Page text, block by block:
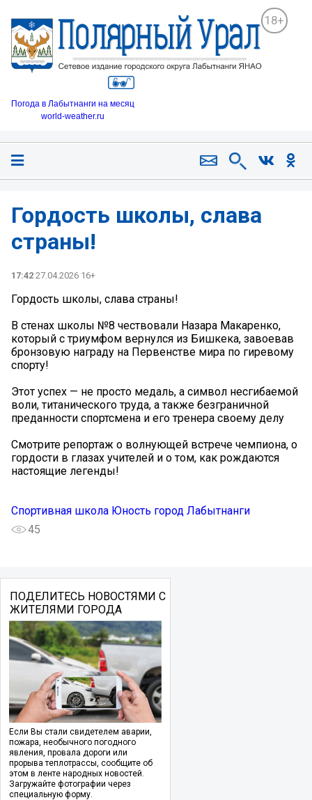
18+
Погода в Лабытнанги на месяц
world-weather.ru
Гордость школы, слава
страны!
17:42 27.04.2026 16+
Гордость школы, слава страны!
В стенах школы №8 чествовали Назара Макаренко,
который с триумфом вернулся из Бишкека, завоевав
бронзовую награду на Первенстве мира по гиревому
спорту!
Этот успех — не просто медаль, а символ несгибаемой
воли, титанического труда, а также безграничной
преданности спортсмена и его тренера своему делу
Смотрите репортаж о волнующей встрече чемпиона, о
гордости в глазах учителей и о том, как рождаются
настоящие легенды!
Спортивная школа Юность город Лабытнанги
45
ПОДЕЛИТЕСЬ НОВОСТЯМИ С
ЖИТЕЛЯМИ ГОРОДА
Если Вы стали свидетелем аварии,
пожара, необычного погодного
явления, провала дороги или
прорыва теплотрассы, сообщите об
этом в ленте народных новостей.
Загружайте фотографии через
специальную форму.